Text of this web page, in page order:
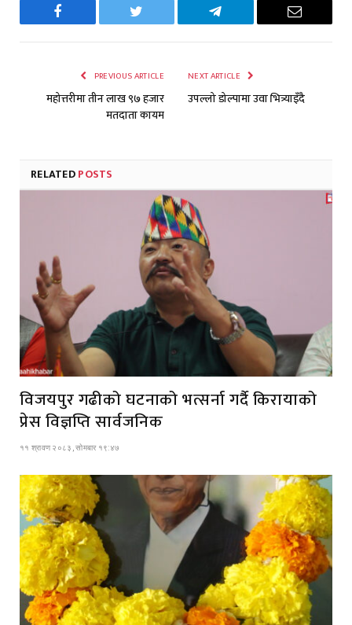
Facebook Twitter Telegram Email
PREVIOUS ARTICLE
महोत्तरीमा तीन लाख ९७ हजार
मतदाता कायम
NEXT ARTICLE
उपल्लो डोल्पामा उवा भित्र्याइँदै
RELATEDPOSTS
विजयपुर गढीको घटनाको भत्सर्ना गर्दै किरायाको
प्रेस विज्ञप्ति सार्वजनिक
११ श्रावण २०८३, सोमबार १९:४७